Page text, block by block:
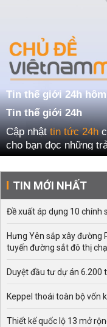
Tin thế giới 24h
Tin thế giới 24h
Cập nhậttin tức 24h
cho bạn đọc những
bổ ích trong ngày để
tại bên dưới:
TIN MỚI NHẤT
Đề xuất áp dụng 10 chính
Hưng Yên sắp xây đường
tuyến đường sắt đô thị
Duyệt đầu tư dự án 6.200
Keppel thoái toàn bộ vốn
Thiết kế quốc lộ 13 mở